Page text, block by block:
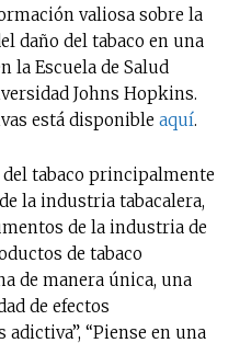
valiosa sobre la
daño del tabaco en una
la Escuela de Salud
Johns Hopkins.
está disponible aquí.
tabaco principalmente
la industria tabacalera,
de la industria de
de tabaco
de manera única, una
de efectos
“Piense en una